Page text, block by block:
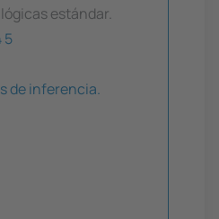
estándar.
5
de inferencia.